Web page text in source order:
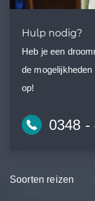
Hulp nodig?
Heb je een
de
op!
0348 -
Soorten reizen